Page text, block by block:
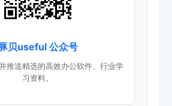
贝useful 公众号
推送精选的高效办公软件、行业学
习资料。